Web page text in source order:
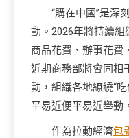
“購在中國”是深
動。2026年將持續組
商品花費、辦事花費
近期商務部將會同相
動，組織各地繚繞“
平易近便平易近舉動
作為拉動經濟包